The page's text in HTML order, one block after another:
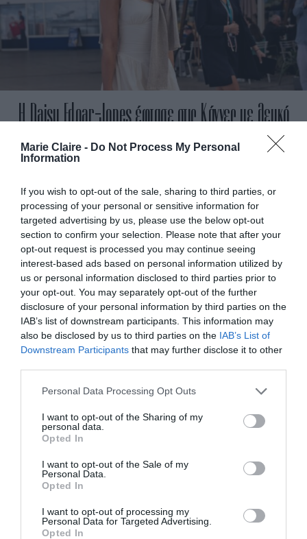
Marie Claire - Do Not Process My Personal
Information
If you wish to opt-out of the sale, sharing to third parties, or
processing of your personal or sensitive information for
targeted advertising by us, please use the below opt-out
section to confirm your selection. Please note that after your
opt-out request is processed you may continue seeing
interest-based ads based on personal information utilized by
us or personal information disclosed to third parties prior to
your opt-out. You may separately opt-out of the further
disclosure of your personal information by third parties on the
IAB’s list of downstream participants. This information may
also be disclosed by us to third parties on the IAB’s List of
Downstream Participants that may further disclose it to other
Personal Data Processing Opt Outs
I want to opt-out of the Sharing of my
personal data.
Opted In
I want to opt-out of the Sale of my
Personal Data.
Opted In
I want to opt-out of processing my
Personal Data for Targeted Advertising.
Opted In
H Daisy Edgar-Jones έφτασε στις Κάννες με λευκό
φόρεμα από τη Mango
ADVERTISEMENT - CONTINUE READING BELOW